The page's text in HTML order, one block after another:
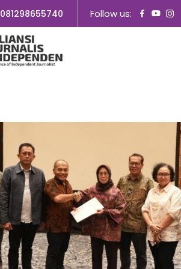
081298655740 Follow us: